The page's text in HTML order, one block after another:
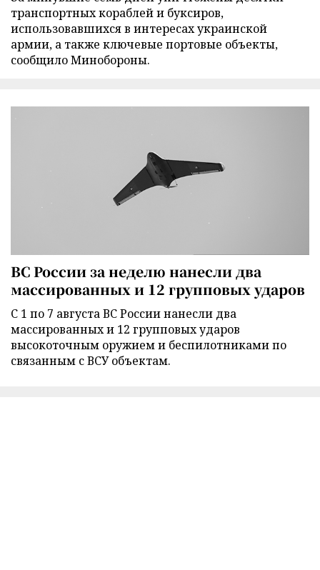
транспортных кораблей и буксиров,
использовавшихся в интересах украинской
армии, а также ключевые портовые объекты,
сообщило Минобороны.
ВС России за неделю нанесли два
массированных и 12 групповых ударов
С 1 по 7 августа ВС России нанесли два
массированных и 12 групповых ударов
высокоточным оружием и беспилотниками по
связанным с ВСУ объектам.